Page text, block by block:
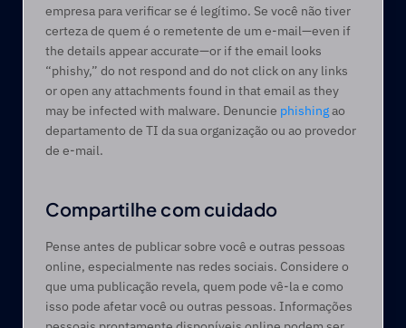
empresa para verificar se é legítimo. Se você não tiver
certeza de quem é o remetente de um e-mail—even if
the details appear accurate—or if the email looks
“phishy,” do not respond and do not click on any links
or open any attachments found in that email as they
may be infected with malware. Denuncie phishing ao
departamento de TI da sua organização ou ao provedor
de e-mail.
Compartilhe com cuidado
Pense antes de publicar sobre você e outras pessoas
online, especialmente nas redes sociais. Considere o
que uma publicação revela, quem pode vê-la e como
isso pode afetar você ou outras pessoas. Informações